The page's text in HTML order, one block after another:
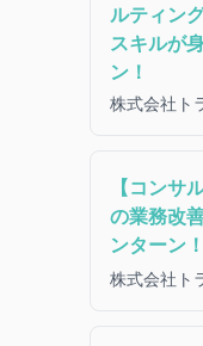
ルティン
スキルが
ン！
株式会社ト
【コンサ
の業務改
ンターン！
株式会社ト